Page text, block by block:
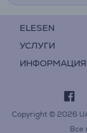
ELESEN
УСЛУГИ
ИНФОРМАЦИЯ
Copyright © 2026
Все